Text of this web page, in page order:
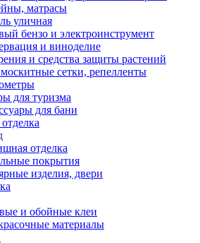
матрасы
уличная
бензо и электроинструмент
и виноделие
и средства защиты растений
сетки, репелленты
для туризма
для бани
отделка
покрытия
изделия, двери
и обойные клеи
материалы